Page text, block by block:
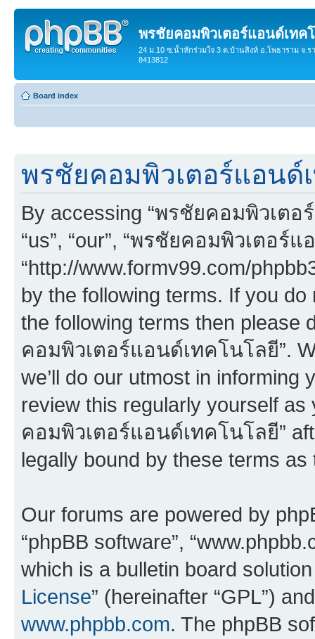
พรชัยคอมพิวเตอร์แอนด์เทค
24 ม.10 ซ.น้ำหักร่วมใจ 3 ต.บ้านสิงห์ อ.โพธาราม จ.ร
8413812
Board index
พรชัยคอมพิวเตอร์แอนด์
By accessing “พรชัยคอมพิวเตอ
“us”, “our”, “พรชัยคอมพิวเตอร์
“http://www.formv99.com/
by the following terms. If you
the following terms then please
คอมพิวเตอร์แอนด์เทคโนโลยี”.
we’ll do our utmost in informing
review this regularly yourself
คอมพิวเตอร์แอนด์เทคโนโลยี”
legally bound by these terms
Our forums are powered by
“phpBB software”,
which is a bulletin board
License” (hereinafter “GPL”)
www.phpbb.com. The phpBB